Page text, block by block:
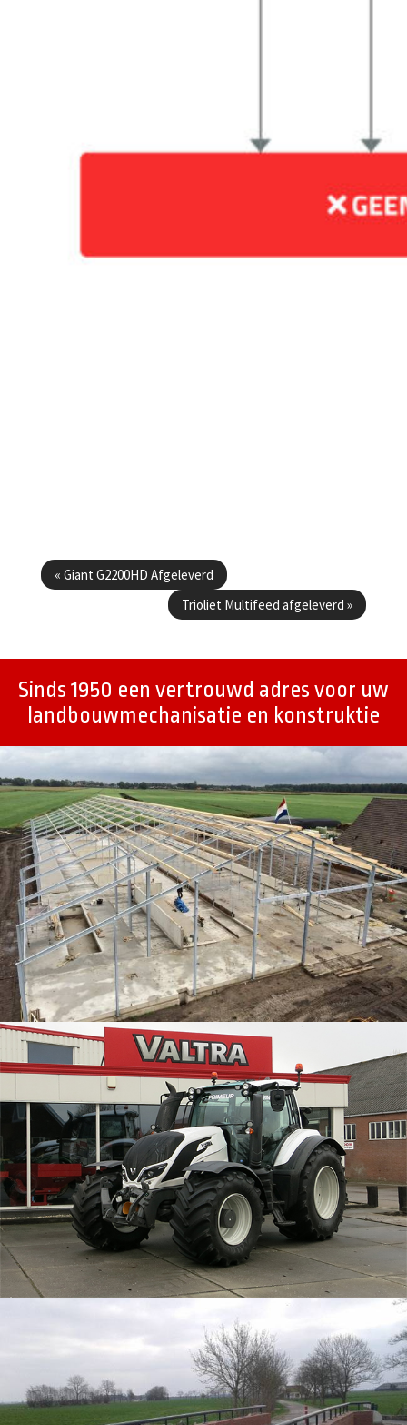
« Giant G2200HD Afgeleverd
Trioliet Multifeed afgeleverd »
Sinds 1950 een vertrouwd adres voor uw
landbouwmechanisatie en konstruktie